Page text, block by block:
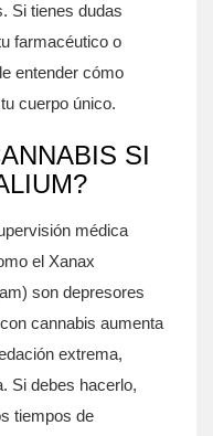
Si tienes dudas
farmacéutico o
entender cómo
cuerpo único.
SI
médica
el Xanax
son depresores
cannabis aumenta
extrema,
Si debes hacerlo,
tiempos de